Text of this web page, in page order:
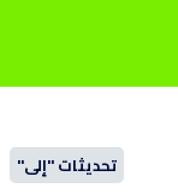
تحديثات "إلى"